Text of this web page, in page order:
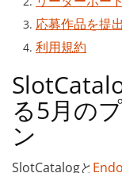
応募作品を提
利用規約
る5月の
ン
SlotCatalogと